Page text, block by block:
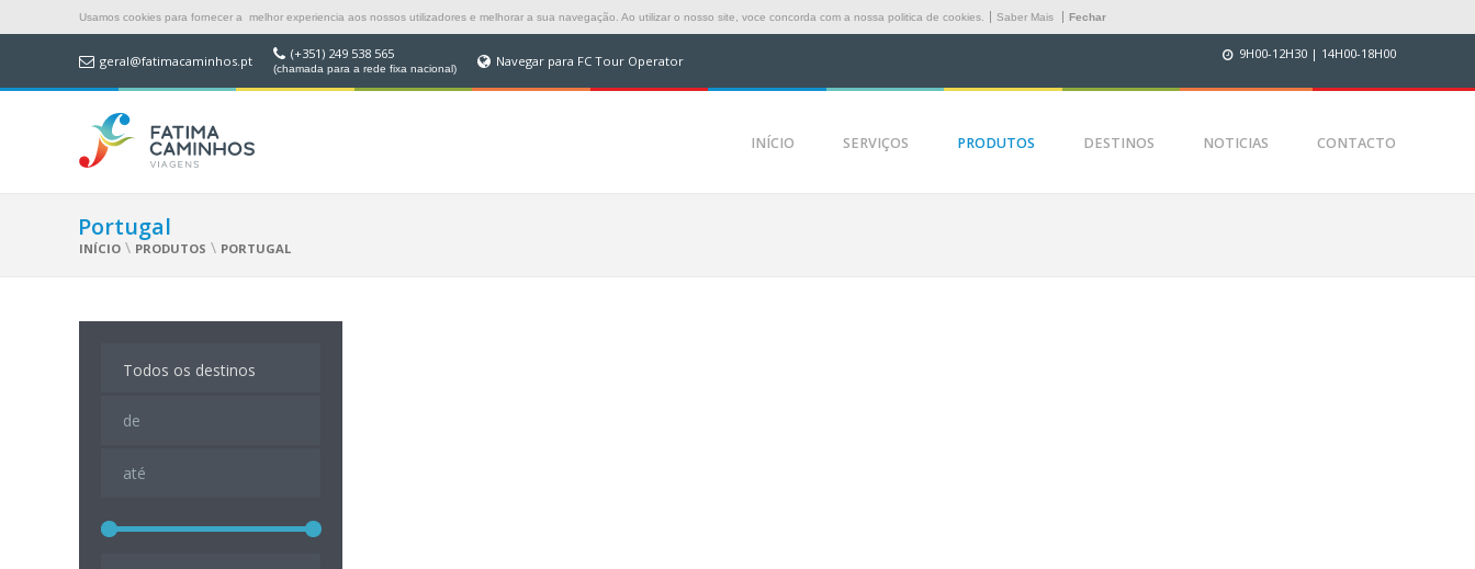
Usamos cookies para fornecer a melhor experiencia aos nossos utilizadores e melhorar a sua navegação. Ao utilizar o nosso site, voce concorda com a nossa politica de cookies. Saber Mais Fechar
geral@fatimacaminhos.pt (+351) 249 538 565
(chamada para a rede fixa nacional) Navegar para FC Tour Operator 9H00-12H30 | 14H00-18H00
INÍCIO SERVIÇOS PRODUTOS DESTINOS NOTICIAS CONTACTO
Portugal
INÍCIO \ PRODUTOS \ PORTUGAL